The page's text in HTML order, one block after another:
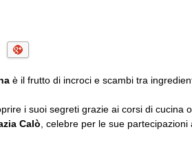
è il frutto di incroci e scambi tra
i suoi segreti grazie ai corsi di cucina
Calò , celebre per le sue